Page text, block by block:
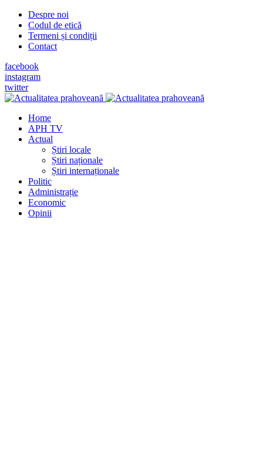
Despre noi
Codul de etică
Termeni și condiții
Contact
facebook
instagram
twitter
Home
APH TV
Actual
Știri locale
Știri naționale
Știri internaționale
Politic
Administrație
Economic
Opinii